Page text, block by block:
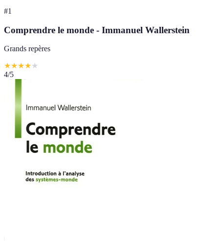
#1
Comprendre le monde - Immanuel Wallerstein
Grands repères
★★★★★
4/5